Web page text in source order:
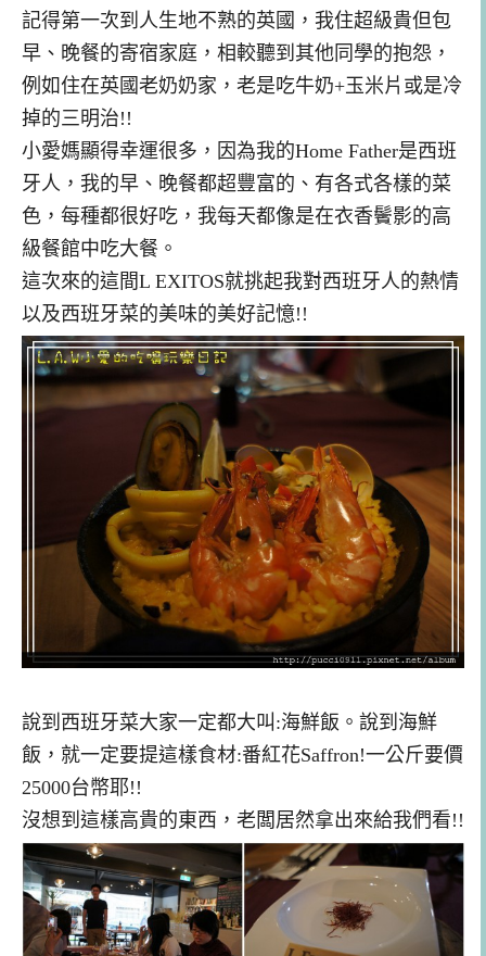
記得第一次到人生地不熟的英國，我住超級貴但包
早、晚餐的寄宿家庭，相較聽到其他同學的抱怨，
例如住在英國老奶奶家，老是吃牛奶+玉米片或是冷
掉的三明治!!
小愛媽顯得幸運很多，因為我的Home Father是西班
牙人，我的早、晚餐都超豐富的、有各式各樣的菜
色，每種都很好吃，我每天都像是在衣香鬢影的高
級餐館中吃大餐。
這次來的這間L EXITOS就挑起我對西班牙人的熱情
以及西班牙菜的美味的美好記憶!!
說到西班牙菜大家一定都大叫:海鮮飯。說到海鮮
飯，就一定要提這樣食材:番紅花Saffron!一公斤要價
25000台幣耶!!
沒想到這樣高貴的東西，老闆居然拿出來給我們看!!